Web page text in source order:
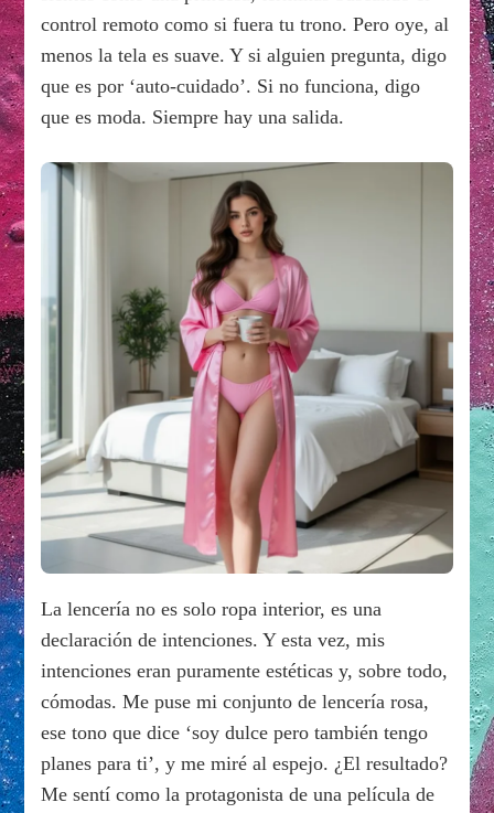
control remoto como si fuera tu trono. Pero oye, al
menos la tela es suave. Y si alguien pregunta, digo
que es por ‘auto-cuidado’. Si no funciona, digo
que es moda. Siempre hay una salida.
La lencería no es solo ropa interior, es una
declaración de intenciones. Y esta vez, mis
intenciones eran puramente estéticas y, sobre todo,
cómodas. Me puse mi conjunto de lencería rosa,
ese tono que dice ‘soy dulce pero también tengo
planes para ti’, y me miré al espejo. ¿El resultado?
Me sentí como la protagonista de una película de